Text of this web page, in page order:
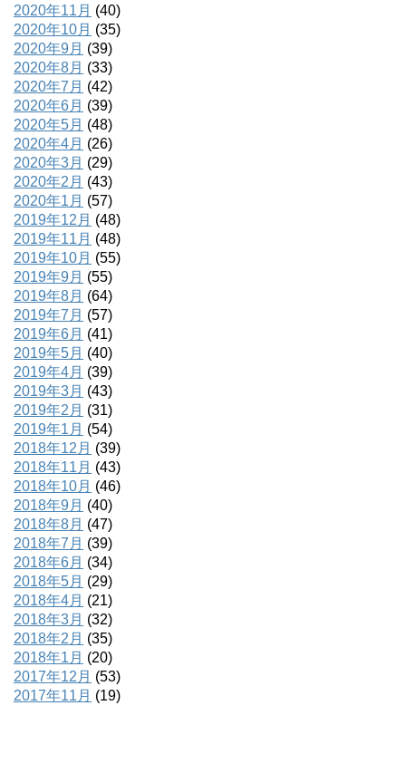
2020年11月 (40)
2020年10月 (35)
2020年9月 (39)
2020年8月 (33)
2020年7月 (42)
2020年6月 (39)
2020年5月 (48)
2020年4月 (26)
2020年3月 (29)
2020年2月 (43)
2020年1月 (57)
2019年12月 (48)
2019年11月 (48)
2019年10月 (55)
2019年9月 (55)
2019年8月 (64)
2019年7月 (57)
2019年6月 (41)
2019年5月 (40)
2019年4月 (39)
2019年3月 (43)
2019年2月 (31)
2019年1月 (54)
2018年12月 (39)
2018年11月 (43)
2018年10月 (46)
2018年9月 (40)
2018年8月 (47)
2018年7月 (39)
2018年6月 (34)
2018年5月 (29)
2018年4月 (21)
2018年3月 (32)
2018年2月 (35)
2018年1月 (20)
2017年12月 (53)
2017年11月 (19)